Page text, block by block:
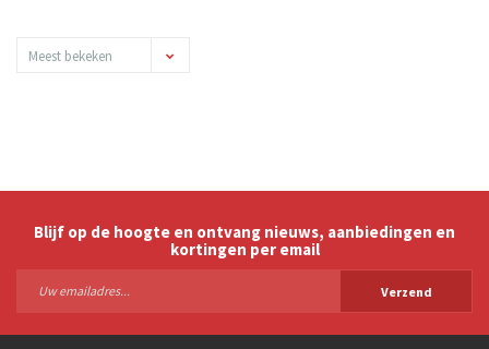
Meest bekeken
Blijf op de hoogte en ontvang nieuws, aanbiedingen en
kortingen per email
Verzend